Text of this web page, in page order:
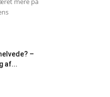
–
af...